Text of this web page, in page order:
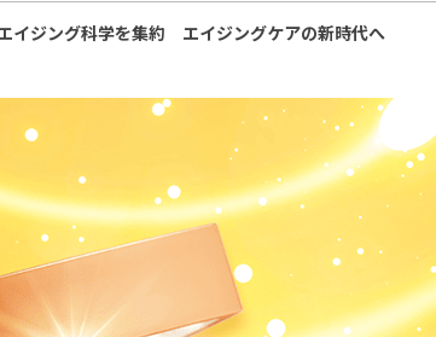
イジング科学を集約 エイジングケアの新時代へ